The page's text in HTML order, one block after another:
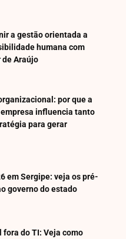
a gestão orientada a
humana com
de Araújo
por que a
influencia tanto
para gerar
em Sergipe: veja os pré-
governo do estado
fora do TI: Veja como